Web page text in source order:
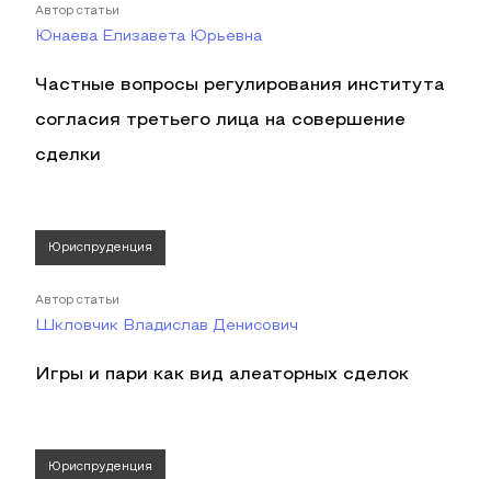
Автор статьи
Юнаева Елизавета Юрьевна
Частные вопросы регулирования института
согласия третьего лица на совершение
сделки
Юриспруденция
Автор статьи
Шкловчик Владислав Денисович
Игры и пари как вид алеаторных сделок
Юриспруденция